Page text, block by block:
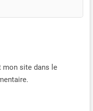
mon site dans le